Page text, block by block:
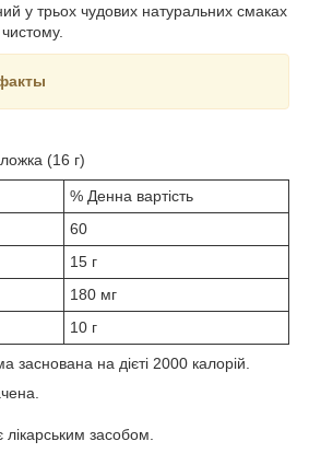
у трьох чудових натуральних смаках
(16 г)
% Денна вартість
60
15 г
180 мг
10 г
заснована на дієті 2000 калорій.
засобом.